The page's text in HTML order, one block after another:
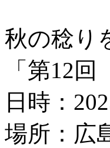
秋の稔り
「第12
日時：
場所：広